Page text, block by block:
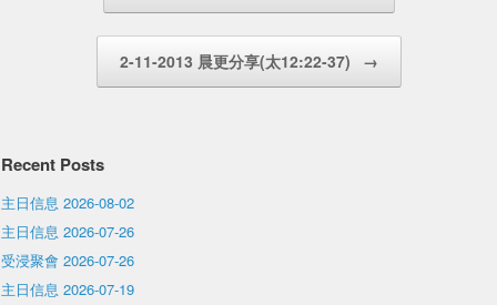
2-11-2013 晨更分享(太12:22-37) →
Recent Posts
主日信息 2026-08-02
主日信息 2026-07-26
受浸聚會 2026-07-26
主日信息 2026-07-19